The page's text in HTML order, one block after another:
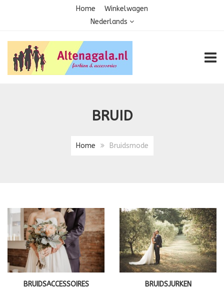
Home
Winkelwagen
Nederlands
BRUID
Home Bruidsmode
BRUIDSACCESSOIRES BRUIDSJURKEN